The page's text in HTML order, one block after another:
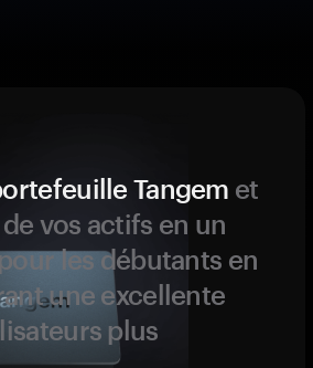
Tangem et
vos actifs en un
les débutants en
une excellente
plus